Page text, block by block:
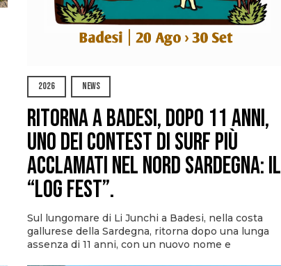
2026 NEWS
Ritorna a Badesi, dopo 11 anni,
uno dei contest di surf più
acclamati nel nord Sardegna: il
“Log Fest”.
Sul lungomare di Li Junchi a Badesi, nella costa
gallurese della Sardegna, ritorna dopo una lunga
assenza di 11 anni, con un nuovo nome e